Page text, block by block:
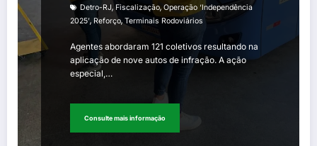
Detro-RJ,Fiscalização, Operação ‘Independência
2025’, Reforço, Terminais Rodoviários
Agentes abordaram 121 coletivos resultando na
aplicação de nove autos de infração. A ação
especial,…
Consulte mais informação